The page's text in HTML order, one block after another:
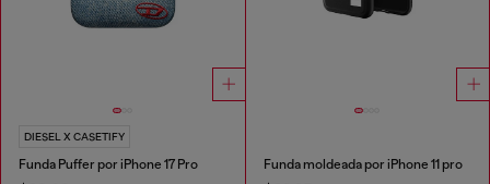
DIESEL X CASETIFY
Funda Puffer por iPhone 17 Pro Funda moldeada por iPhone 11 pro